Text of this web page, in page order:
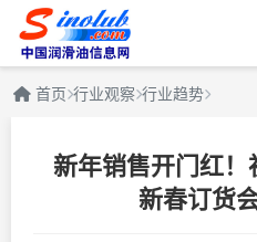
首页 行业观察 行业趋势
新年销售开门红
新春订货